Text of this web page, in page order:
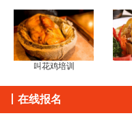
叫花鸡培训
在线报名